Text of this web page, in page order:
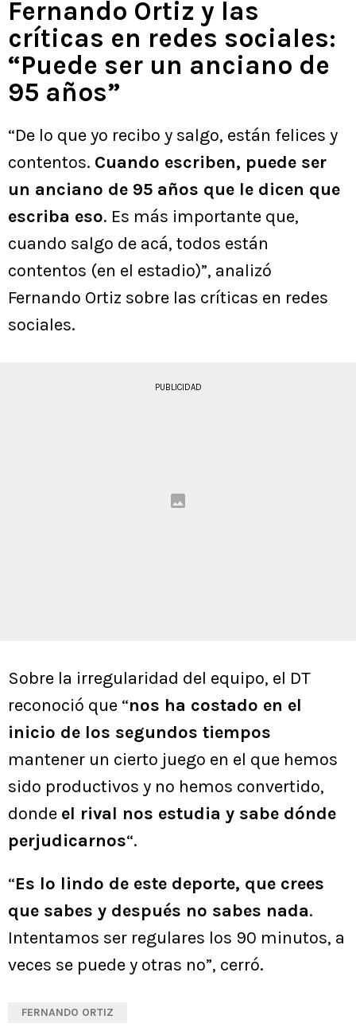
Fernando Ortiz y las
críticas en redes sociales:
“Puede ser un anciano de
95 años”
“De lo que yo recibo y salgo, están felices y
contentos. Cuando escriben, puede ser
un anciano de 95 años que le dicen que
escriba eso. Es más importante que,
cuando salgo de acá, todos están
contentos (en el estadio)”, analizó
Fernando Ortiz sobre las críticas en redes
sociales.
PUBLICIDAD
Sobre la irregularidad del equipo, el DT
reconoció que “nos ha costado en el
inicio de los segundos tiempos
mantener un cierto juego en el que hemos
sido productivos y no hemos convertido,
donde el rival nos estudia y sabe dónde
perjudicarnos“.
“Es lo lindo de este deporte, que crees
que sabes y después no sabes nada.
Intentamos ser regulares los 90 minutos, a
veces se puede y otras no”, cerró.
FERNANDO ORTIZ